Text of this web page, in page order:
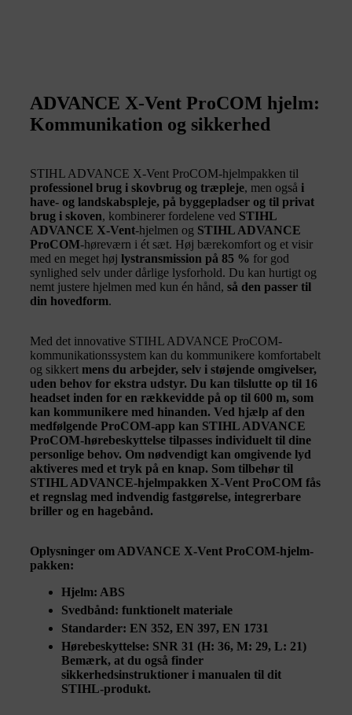
ADVANCE X-Vent ProCOM hjelm:
Kommunikation og sikkerhed
STIHL ADVANCE X-Vent ProCOM-hjelmpakken til
professionel brug i skovbrug og træpleje, men også i
have- og landskabspleje, på byggepladser og til privat
brug i skoven, kombinerer fordelene ved STIHL
ADVANCE X-Vent-hjelmen og STIHL ADVANCE
ProCOM-høreværn i ét sæt. Høj bærekomfort og et visir
med en meget høj lystransmission på 85 % for god
synlighed selv under dårlige lysforhold. Du kan hurtigt og
nemt justere hjelmen med kun én hånd, så den passer til
din hovedform.
Med det innovative STIHL ADVANCE ProCOM-
kommunikationssystem kan du kommunikere komfortabelt
og sikkert mens du arbejder, selv i støjende omgivelser,
uden behov for ekstra udstyr. Du kan tilslutte op til 16
headset inden for en rækkevidde på op til 600 m, som
kan kommunikere med hinanden. Ved hjælp af den
medfølgende ProCOM-app kan STIHL ADVANCE
ProCOM-hørebeskyttelse tilpasses individuelt til dine
personlige behov. Om nødvendigt kan omgivende lyd
aktiveres med et tryk på en knap. Som tilbehør til
STIHL ADVANCE-hjelmpakken X-Vent ProCOM fås
et regnslag med indvendig fastgørelse, integrerbare
briller og en hagebånd.
Oplysninger om ADVANCE X-Vent ProCOM-hjelm-
pakken:
Hjelm: ABS
Svedbånd: funktionelt materiale
Standarder: EN 352, EN 397, EN 1731
Hørebeskyttelse: SNR 31 (H: 36, M: 29, L: 21)
Bemærk, at du også finder
sikkerhedsinstruktioner i manualen til dit
STIHL-produkt.